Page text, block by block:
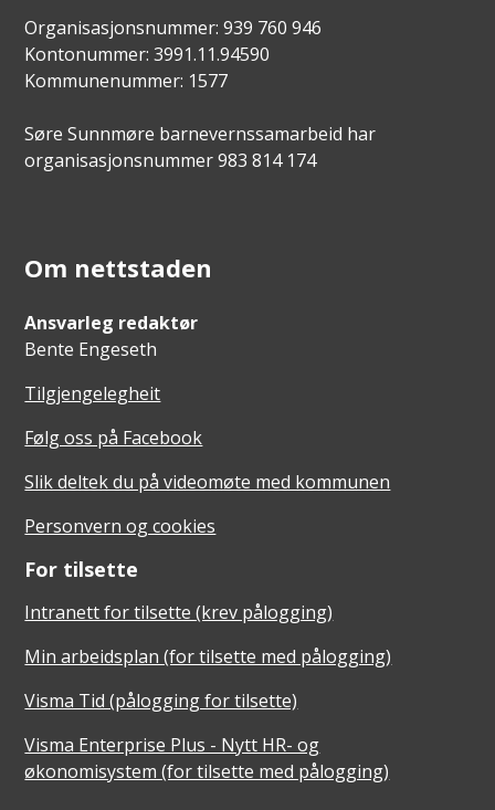
Organisasjonsnummer: 939 760 946
Kontonummer: 3991.11.94590
Kommunenummer: 1577
Søre Sunnmøre barnevernssamarbeid har
organisasjonsnummer 983 814 174
Om nettstaden
Ansvarleg redaktør
Bente Engeseth
Tilgjengelegheit
Følg oss på Facebook
Slik deltek du på videomøte med kommunen
Personvern og cookies
For tilsette
Intranett for tilsette (krev pålogging)
Min arbeidsplan (for tilsette med pålogging)
Visma Tid (pålogging for tilsette)
Visma Enterprise Plus - Nytt HR- og
økonomisystem (for tilsette med pålogging)